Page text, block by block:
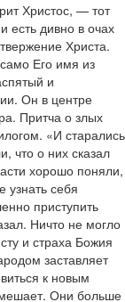
Христос, — тот
есть дивно в очах
Христа.
Его имя из
и
Он в центре
Притча о злых
«И старались
что о них сказал
хорошо поняли,
узнать себя
приступить
Ничто не могло
и страха Божия
заставляет
к новым
Они больше